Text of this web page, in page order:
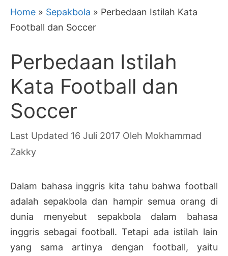
Home » Sepakbola » Perbedaan Istilah Kata
Football dan Soccer
Perbedaan Istilah
Kata Football dan
Soccer
16 Juli 2017 Oleh Mokhammad
Zakky
Dalam bahasa inggris kita tahu bahwa football
adalah sepakbola dan hampir semua orang di
dunia menyebut sepakbola dalam bahasa
inggris sebagai football. Tetapi ada istilah lain
yang sama artinya dengan football, yaitu